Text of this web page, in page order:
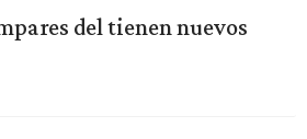
del tienen nuevos